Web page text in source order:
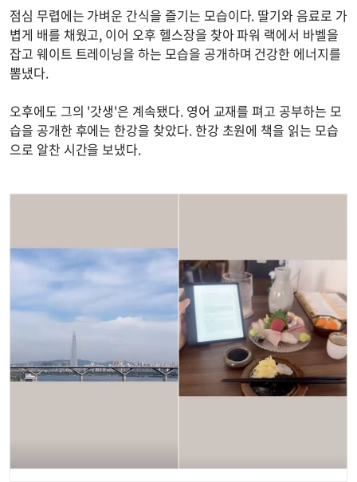
점심 무렵에는 가벼운 간식을 즐기는 모습이다. 딸기와 음료로 가
볍게 배를 채웠고, 이어 오후 헬스장을 찾아 파워 랙에서 바벨을
잡고 웨이트 트레이닝을 하는 모습을 공개하며 건강한 에너지를
뽐냈다.
오후에도 그의 '갓생'은 계속됐다. 영어 교재를 펴고 공부하는 모
습을 공개한 후에는 한강을 찾았다. 한강 초원에 책을 읽는 모습
으로 알찬 시간을 보냈다.